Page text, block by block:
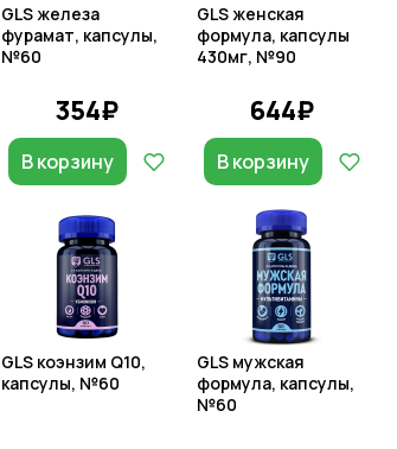
GLS железа
фурамат, капсулы,
№60
354₽
В корзину
GLS женская
формула, капсулы
430мг, №90
644₽
В корзину
GLS коэнзим Q10,
капсулы, №60
GLS мужская
формула, капсулы,
№60